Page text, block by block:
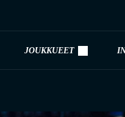
JOUKKUEET